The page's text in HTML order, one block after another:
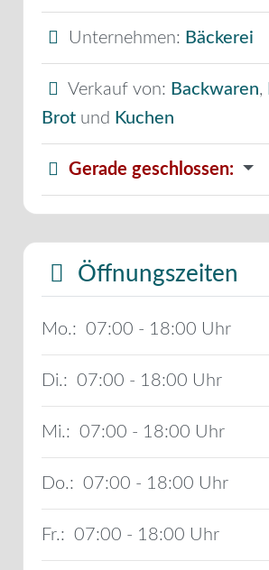
Unternehmen: Bäckerei
Verkauf von: Backwaren,
Brot und Kuchen
Gerade geschlossen:
Öffnungszeiten
Mo.: 07:00 - 18:00
Di.: 07:00 - 18:00
Mi.: 07:00 - 18:00
Do.: 07:00 - 18:00
Fr.: 07:00 - 18:00